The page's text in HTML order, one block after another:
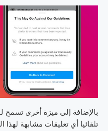
بالإضافة إلى ميزة أخرى تسمح
تلقائيا أي تعليقات مشابهة